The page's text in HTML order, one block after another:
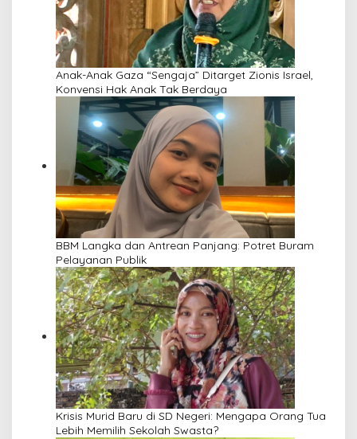
Anak-Anak Gaza “Sengaja” Ditarget Zionis Israel,
Konvensi Hak Anak Tak Berdaya
BBM Langka dan Antrean Panjang: Potret Buram
Pelayanan Publik
Krisis Murid Baru di SD Negeri: Mengapa Orang Tua
Lebih Memilih Sekolah Swasta?